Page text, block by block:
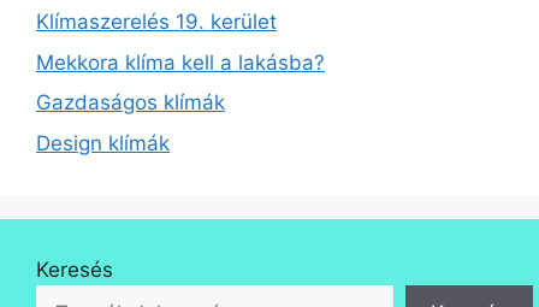
Klímaszerelés 19. kerület
Mekkora klíma kell a lakásba?
Gazdaságos klímák
Design klímák
Keresés